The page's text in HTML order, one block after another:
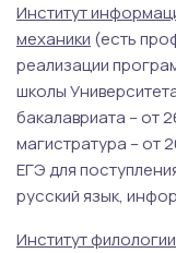
Институт
механики (есть
реализации
школы
бакалавриата – от
магистратура – от
ЕГЭ для
русский язык,
Институт